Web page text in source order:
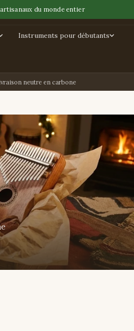
du monde entier
Instruments pour débutants
neutre en carbone